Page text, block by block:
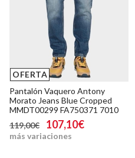
OFERTA
Pantalón Vaquero Antony
Morato Jeans Blue Cropped
MMDT00299 FA750371 7010
119,00€
107,10€
más variaciones